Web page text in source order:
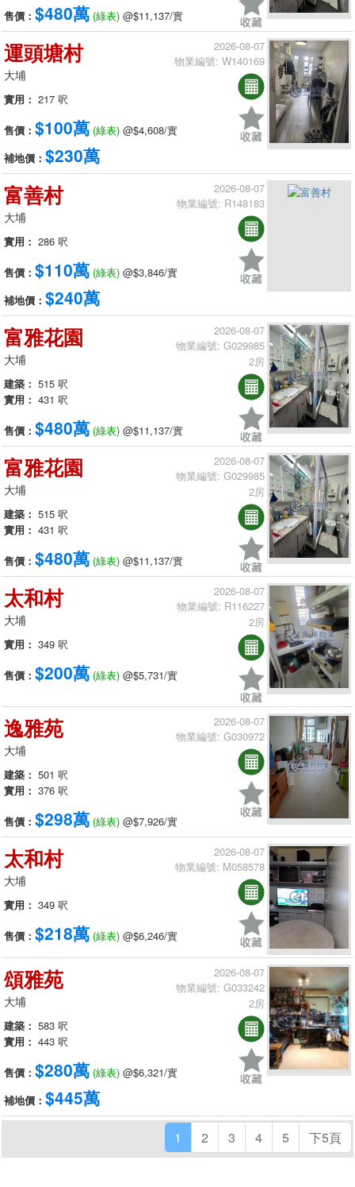
售價： $480萬 (綠表) @$11,137/實
運頭塘村
大埔
實用： 217 呎
售價： $100萬 (綠表) @$4,608/實
補地價： $230萬
2026-08-07
物業編號: W140169
富善村
大埔
實用： 286 呎
售價： $110萬 (綠表) @$3,846/實
補地價： $240萬
2026-08-07
物業編號: R148183
富雅花園
大埔
建築： 515 呎
實用： 431 呎
售價： $480萬 (綠表) @$11,137/實
2026-08-07
物業編號: G029985
2房
富雅花園
大埔
建築： 515 呎
實用： 431 呎
售價： $480萬 (綠表) @$11,137/實
2026-08-07
物業編號: G029985
2房
太和村
大埔
實用： 349 呎
售價： $200萬 (綠表) @$5,731/實
2026-08-07
物業編號: R116227
2房
逸雅苑
大埔
建築： 501 呎
實用： 376 呎
售價： $298萬 (綠表) @$7,926/實
2026-08-07
物業編號: G030972
太和村
大埔
實用： 349 呎
售價： $218萬 (綠表) @$6,246/實
2026-08-07
物業編號: M058578
頌雅苑
大埔
建築： 583 呎
實用： 443 呎
售價： $280萬 (綠表) @$6,321/實
補地價： $445萬
2026-08-07
物業編號: G033242
2房
1 2 3 4 5 下5頁